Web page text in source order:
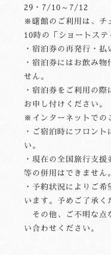
29・7/10～7/12
※曙館のご利用は、チ
10時の「ショートステ
・宿泊券の再発行・払
・宿泊券にはお飲み
せん。
・宿泊券をご利用の
お申し付けください。
※インターネットでの
・ご宿泊時にフロン
い。
・現在の全国旅行支
等の併用はできません。
・予約状況によりご
います。予めご了承く
その他、ご不明な点
い合わせください。